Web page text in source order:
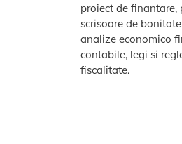
proiect de finantare,
scrisoare de
analize economico
contabile, legi si
fiscalitate.